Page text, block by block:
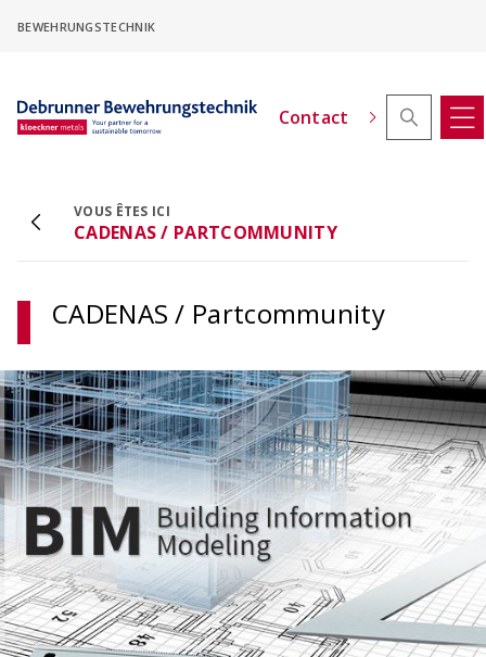
content
BEWEHRUNGSTECHNIK
Contact
ACINOXplus® - configurateur pour hauteur
décalée
décalée
OCIMA – calcul de la durée de vie
Vérifier la durée de vie cible des ouvrages en
béton armé lors de la phase d’étude
VOUS ÊTES ICI
CADENAS / PARTCOMMUNITY
CADENAS / Partcommunity